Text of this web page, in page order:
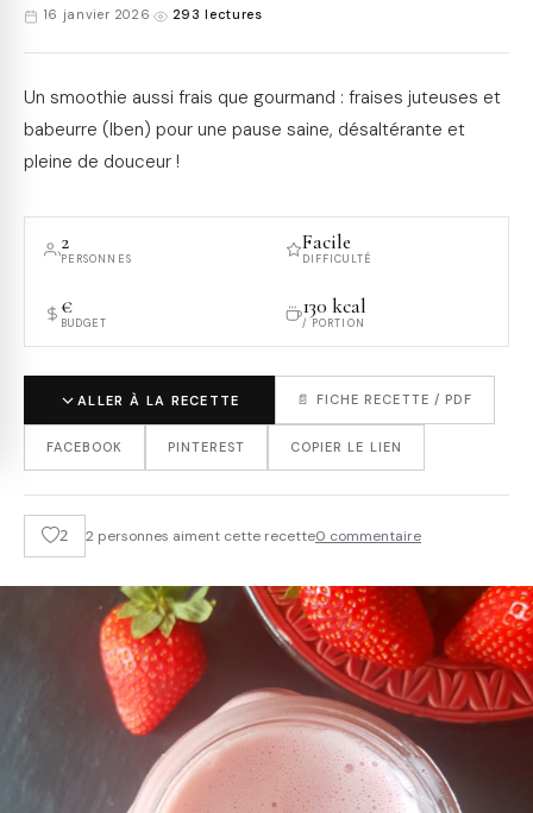
16 janvier 2026 · 293 lectures
Un smoothie aussi frais que gourmand : fraises juteuses et
babeurre (lben) pour une pause saine, désaltérante et
pleine de douceur !
2
PERSONNES
Facile
DIFFICULTÉ
€
BUDGET
130 kcal
/ PORTION
ALLER À LA RECETTE 📄 FICHE RECETTE / PDF
FACEBOOK PINTEREST COPIER LE LIEN
2 2 personnes aiment cette recette0 commentaire